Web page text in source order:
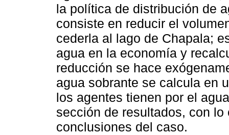
la política de distribución de
consiste en reducir el
cederla al lago de Chapala;
agua en la economía y
reducción se hace
agua sobrante se calcula en
los agentes tienen por el
sección de resultados, con
conclusiones del caso.